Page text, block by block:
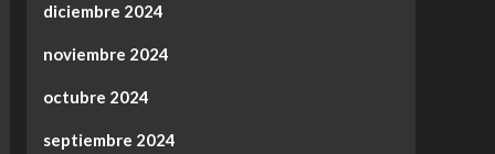
diciembre 2024
noviembre 2024
octubre 2024
septiembre 2024